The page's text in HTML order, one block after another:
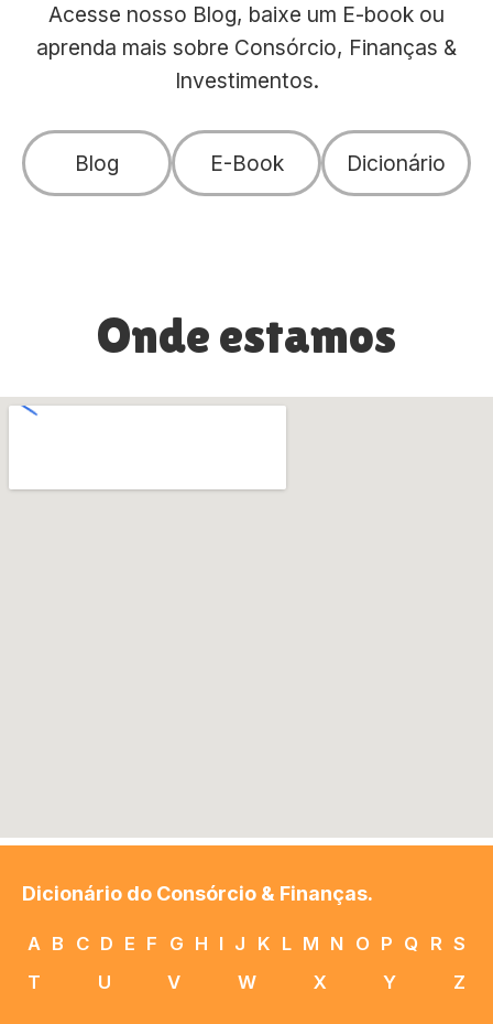
Acesse nosso Blog, baixe um E-book ou
aprenda mais sobre Consórcio, Finanças &
Investimentos.
Blog E-Book Dicionário
Onde estamos
Dicionário do Consórcio & Finanças.
A B C D E F G H I J K L M N O P Q R S
T
U V W X Y Z